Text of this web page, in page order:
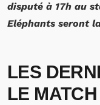
disputé à 17h au
Eléphants seront
LES
LE